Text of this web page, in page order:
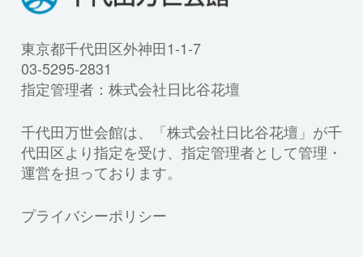
東京都千代田区外神田1-1-7
03-5295-2831
指定管理者：株式会社日比谷花壇
千代田万世会館は、「株式会社日比谷花壇」が千
代田区より指定を受け、指定管理者として管理・
運営を担っております。
プライバシーポリシー